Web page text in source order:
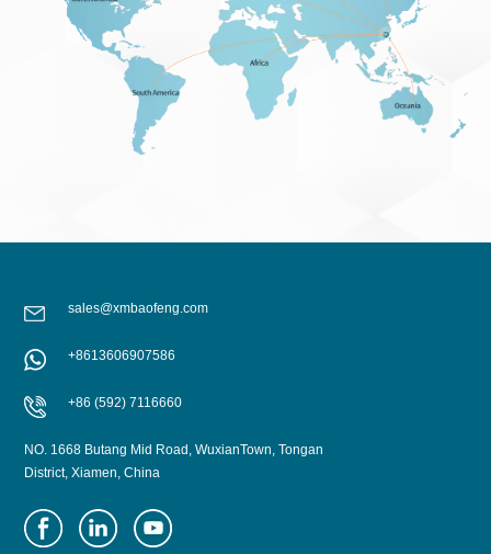
sales@xmbaofeng.com
+8613606907586
+86 (592) 7116660
NO. 1668 Butang Mid Road, WuxianTown, Tongan
District, Xiamen, China